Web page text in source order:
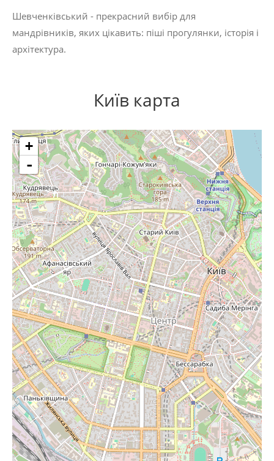
Шевченківський - прекрасний вибір для
мандрівників, яких цікавить: піші прогулянки, історія і
архітектура.
Київ карта
+
-